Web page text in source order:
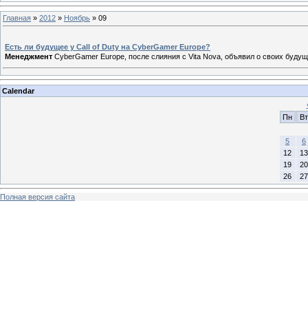
Главная » 2012 » Ноябрь » 09
Есть ли будущее у Call of Duty на CyberGamer Europe?
Менеджмент CyberGamer Europe, после слияния с Vita Nova, объявил о своих
Calendar
Пн
Вт
5
6
12
13
19
20
26
27
Полная версия сайта